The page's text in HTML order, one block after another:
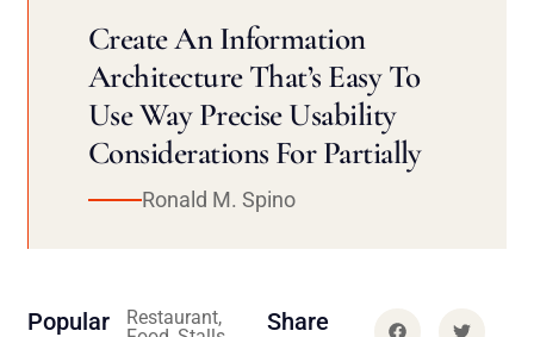
Create An Information
Architecture That’s Easy To
Use Way Precise Usability
Considerations For Partially
Ronald M. Spino
Popular
Restaurant,
Share